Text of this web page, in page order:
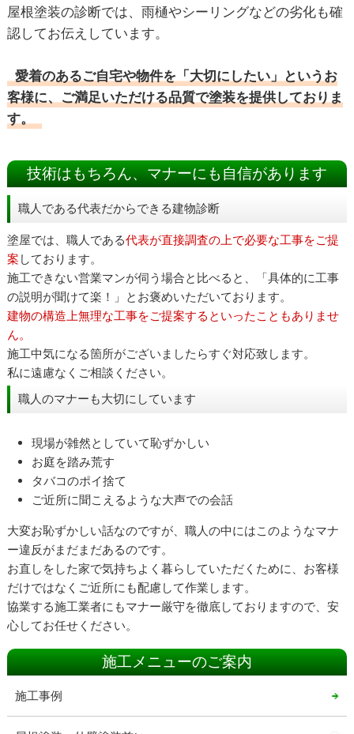
屋根塗装の診断では、雨樋やシーリングなどの劣化も確
認してお伝えしています。
愛着のあるご自宅や物件を「大切にしたい」というお
客様に、ご満足いただける品質で塗装を提供しておりま
す。
技術はもちろん、マナーにも自信があります
職人である代表だからできる建物診断
塗屋では、職人である代表が直接調査の上で必要な工事をご提
案 しております。
施工できない営業マンが伺う場合と比べると、「具体的に工事
の説明が聞けて楽！」とお褒めいただいております。
建物の構造上無理な工事をご提案するといったこともありませ
ん。
施工中気になる箇所がございましたらすぐ対応致します。
私に遠慮なくご相談ください。
職人のマナーも大切にしています
現場が雑然としていて恥ずかしい
お庭を踏み荒す
タバコのポイ捨て
ご近所に聞こえるような大声での会話
大変お恥ずかしい話なのですが、職人の中にはこのようなマナ
ー違反がまだまだあるのです。
お直しをした家で気持ちよく暮らしていただくために、お客様
だけではなくご近所にも配慮して作業します。
協業する施工業者にもマナー厳守を徹底しておりますので、安
心してお任せください。
施工メニューのご案内
施工事例